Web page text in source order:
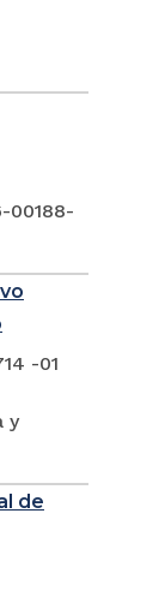
00188-
-01
y
de